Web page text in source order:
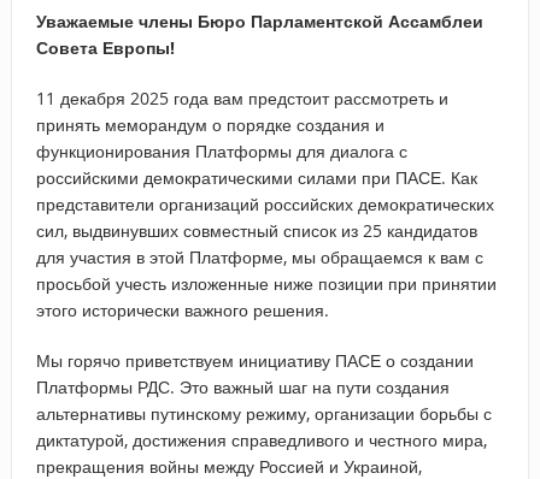
Уважаемые члены Бюро Парламентской Ассамблеи
Совета Европы!
11 декабря 2025 года вам предстоит рассмотреть и
принять меморандум о порядке создания и
функционирования Платформы для диалога с
российскими демократическими силами при ПАСЕ. Как
представители организаций российских демократических
сил, выдвинувших совместный список из 25 кандидатов
для участия в этой Платформе, мы обращаемся к вам с
просьбой учесть изложенные ниже позиции при принятии
этого исторически важного решения.
Мы горячо приветствуем инициативу ПАСЕ о создании
Платформы РДС. Это важный шаг на пути создания
альтернативы путинскому режиму, организации борьбы с
диктатурой, достижения справедливого и честного мира,
прекращения войны между Россией и Украиной,